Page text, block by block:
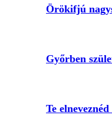
Örökifjú
Győrben
Te